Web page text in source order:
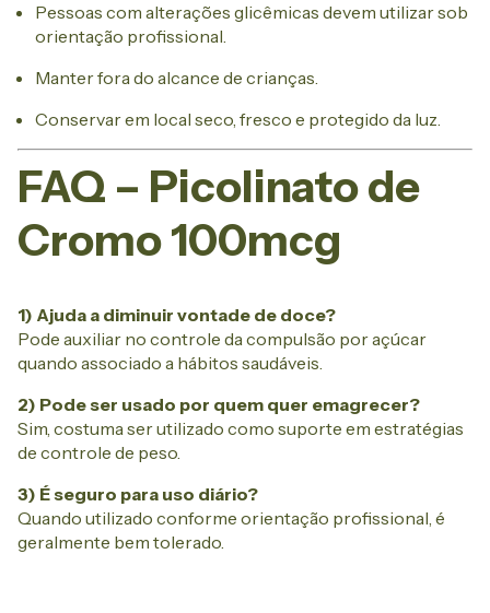
Pessoas com alterações glicêmicas devem utilizar sob
orientação profissional.
Manter fora do alcance de crianças.
Conservar em local seco, fresco e protegido da luz.
FAQ – Picolinato de
Cromo 100mcg
1) Ajuda a diminuir vontade de doce?
Pode auxiliar no controle da compulsão por açúcar
quando associado a hábitos saudáveis.
2) Pode ser usado por quem quer emagrecer?
Sim, costuma ser utilizado como suporte em estratégias
de controle de peso.
3) É seguro para uso diário?
Quando utilizado conforme orientação profissional, é
geralmente bem tolerado.